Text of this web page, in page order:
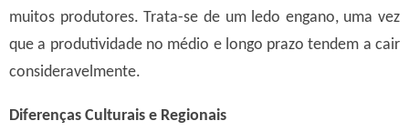
muitos produtores. Trata-se de um ledo engano, uma vez
que a produtividade no médio e longo prazo tendem a cair
consideravelmente.
Diferenças Culturais e Regionais